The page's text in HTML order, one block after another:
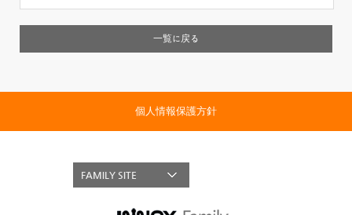
一覧に戻る
個人情報保護方針
FAMILY SITE